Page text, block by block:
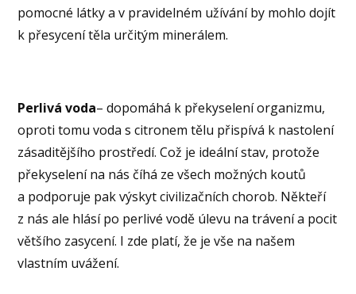
pomocné látky a v pravidelném užívání by mohlo dojít
k přesycení těla určitým minerálem.
Perlivá voda– dopomáhá k překyselení organizmu,
oproti tomu voda s citronem tělu přispívá k nastolení
zásaditějšího prostředí. Což je ideální stav, protože
překyselení na nás číhá ze všech možných koutů
a podporuje pak výskyt civilizačních chorob. Někteří
z nás ale hlásí po perlivé vodě úlevu na trávení a pocit
většího zasycení. I zde platí, že je vše na našem
vlastním uvážení.